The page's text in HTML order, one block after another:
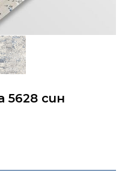
5628 син